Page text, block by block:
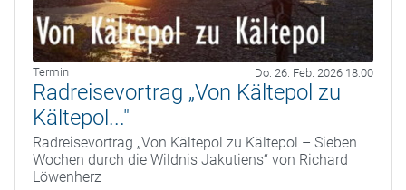
Termin Do. 26. Feb. 2026 18:00
Radreisevortrag „Von Kältepol zu
Kältepol..."
Radreisevortrag „Von Kältepol zu Kältepol – Sieben
Wochen durch die Wildnis Jakutiens“ von Richard
Löwenherz